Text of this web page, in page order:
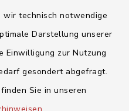
technisch notwendige
Darstellung unserer
Einwilligung zur Nutzung
gesondert abgefragt.
Sie in unseren